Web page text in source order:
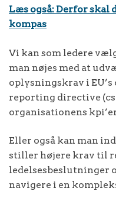
Læs også: Derfor skal
kompas
Vi kan som ledere
man nøjes med at
oplysningskrav i
reporting directive
organisationens
Eller også kan man
stiller højere krav til
ledelsesbeslutninger
navigere i en